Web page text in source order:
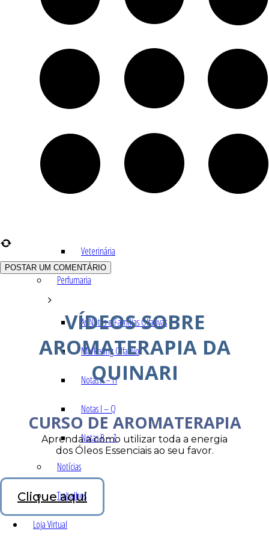
Indústria
Receitas Caseiras
Fórmulas Caseiras
Veterinária
Perfumaria
As Notas e Famílias Olfativas
Marketing Olfativo
Notas A – H
Notas I – Q
Notas R – Z
Notícias
Trabalhos
Loja Virtual
VÍDEOS SOBRE
AROMATERAPIA DA
QUINARI
CURSO DE AROMATERAPIA
Aprenda a como utilizar toda a energia
dos Óleos Essenciais ao seu favor.
Clique aqui